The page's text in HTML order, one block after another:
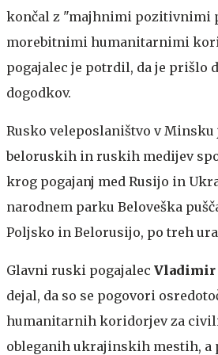
končal z "majhnimi pozitivnimi
morebitnimi humanitarnimi
pogajalec je potrdil, da je prišlo
dogodkov.
Rusko veleposlaništvo v Minsku
beloruskih in ruskih medijev
krog pogajanj med Rusijo in
narodnem parku Beloveška
Poljsko in Belorusijo, po treh
Glavni ruski pogajalec
dejal, da so se pogovori
humanitarnih koridorjev za
obleganih ukrajinskih mestih, a